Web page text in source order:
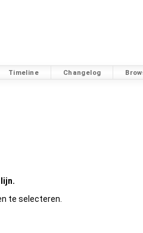
Timeline Changelog
te selecteren.